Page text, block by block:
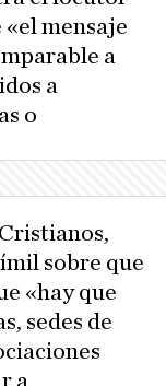
«el mensaje
a
a
o
sobre que
«hay que
sedes de
a